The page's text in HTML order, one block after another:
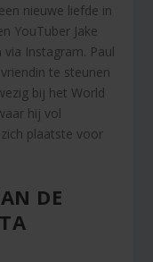
nieuwe liefde in
YouTuber Jake
via Instagram. Paul
te steunen
bij het World
hij vol
plaatste voor
DE